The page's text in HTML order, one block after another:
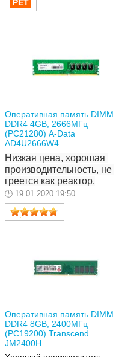
Оперативная память DIMM
DDR4 4GB, 2666МГц
(PC21280) A-Data
AD4U2666W4...
Низкая цена, хорошая
производительность, не
греется как реактор.
19.01.2020 19:50
Оперативная память DIMM
DDR4 8GB, 2400МГц
(PC19200) Transcend
JM2400H...